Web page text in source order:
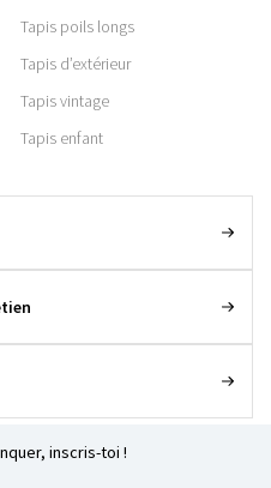
Tapis poils longs
Tapis d’extérieur
Tapis vintage
Tapis enfant
inscris-toi !